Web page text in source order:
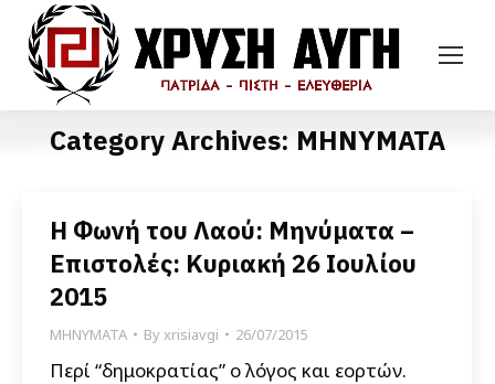
Category Archives: ΜΗΝΥΜΑΤΑ
Η Φωνή του Λαού: Μηνύματα –
Επιστολές: Κυριακή 26 Ιουλίου
2015
ΜΗΝΥΜΑΤΑ Byxrisiavgi 26/07/2015
Περί “δημοκρατίας” ο λόγος και εορτών.